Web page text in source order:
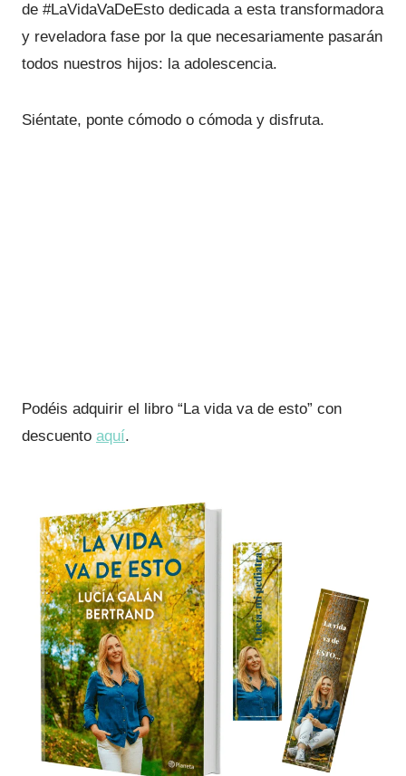
de #LaVidaVaDeEsto dedicada a esta transformadora
y reveladora fase por la que necesariamente pasarán
todos nuestros hijos: la adolescencia.
Siéntate, ponte cómodo o cómoda y disfruta.
Podéis adquirir el libro “La vida va de esto” con
descuento aquí.